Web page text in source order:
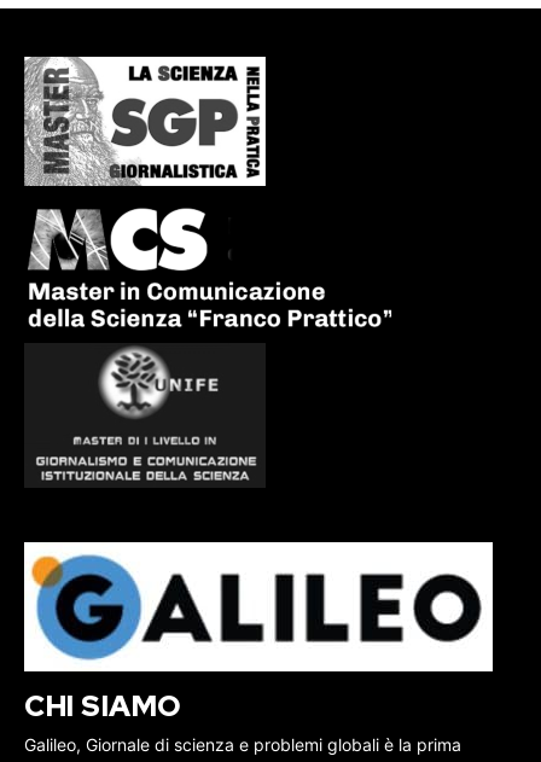
CHI SIAMO
Galileo, Giornale di scienza e problemi globali è la prima